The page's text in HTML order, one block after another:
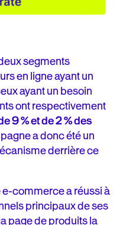
segments
en ligne ayant un
ayant un besoin
ont respectivement
9 % et de 2 % des
a donc été un
derrière ce
e-commerce a réussi à
principaux de ses
page de produits la